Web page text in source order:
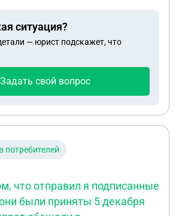
ситуация?
— юрист подскажет, что
Задать свой вопрос
потребителей
что отправил я подписанные
были приняты 5 декабря